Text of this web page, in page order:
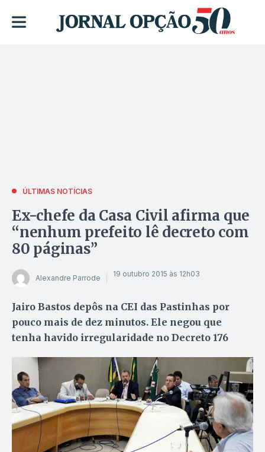
ÚLTIMAS NOTÍCIAS
Ex-chefe da Casa Civil afirma que
“nenhum prefeito lê decreto com
80 páginas”
Alexandre Parrode 19 outubro 2015 às 12h03
Jairo Bastos depôs na CEI das Pastinhas por
pouco mais de dez minutos. Ele negou que
tenha havido irregularidade no Decreto 176